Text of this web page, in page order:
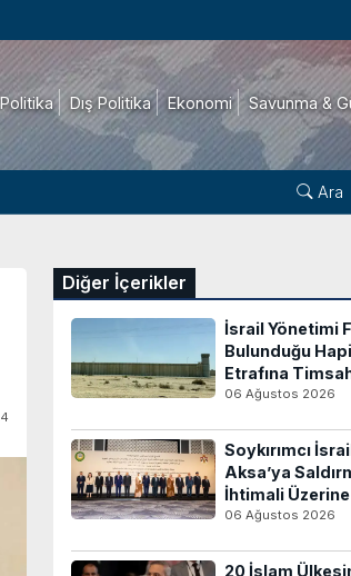
Dış Politika Ekonomi Savunma &
Ara
Diğer İçerikler
İsrail Yönetimi
Bulunduğu
Etrafına
06 Ağustos 2026
Soykırımcı
Aksa’ya
İhtimali
06 Ağustos 2026
20 İslam